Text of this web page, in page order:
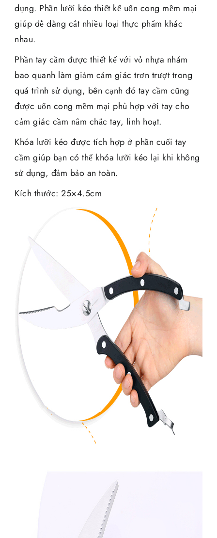
dụng. Phần lưỡi kéo thiết kế uốn cong mềm mại
giúp dễ dàng cắt nhiều loại thực phẩm khác
nhau.
Phần tay cầm được thiết kế với vỏ nhựa nhám
bao quanh làm giảm cảm giác trơn trượt trong
quá trình sử dụng, bên cạnh đó tay cầm cũng
được uốn cong mềm mại phù hợp với tay cho
cảm giác cầm nắm chắc tay, linh hoạt.
Khóa lưỡi kéo được tích hợp ở phần cuối tay
cầm giúp bạn có thể khóa lưỡi kéo lại khi không
sử dụng, đảm bảo an toàn.
Kích thước: 25×4.5cm